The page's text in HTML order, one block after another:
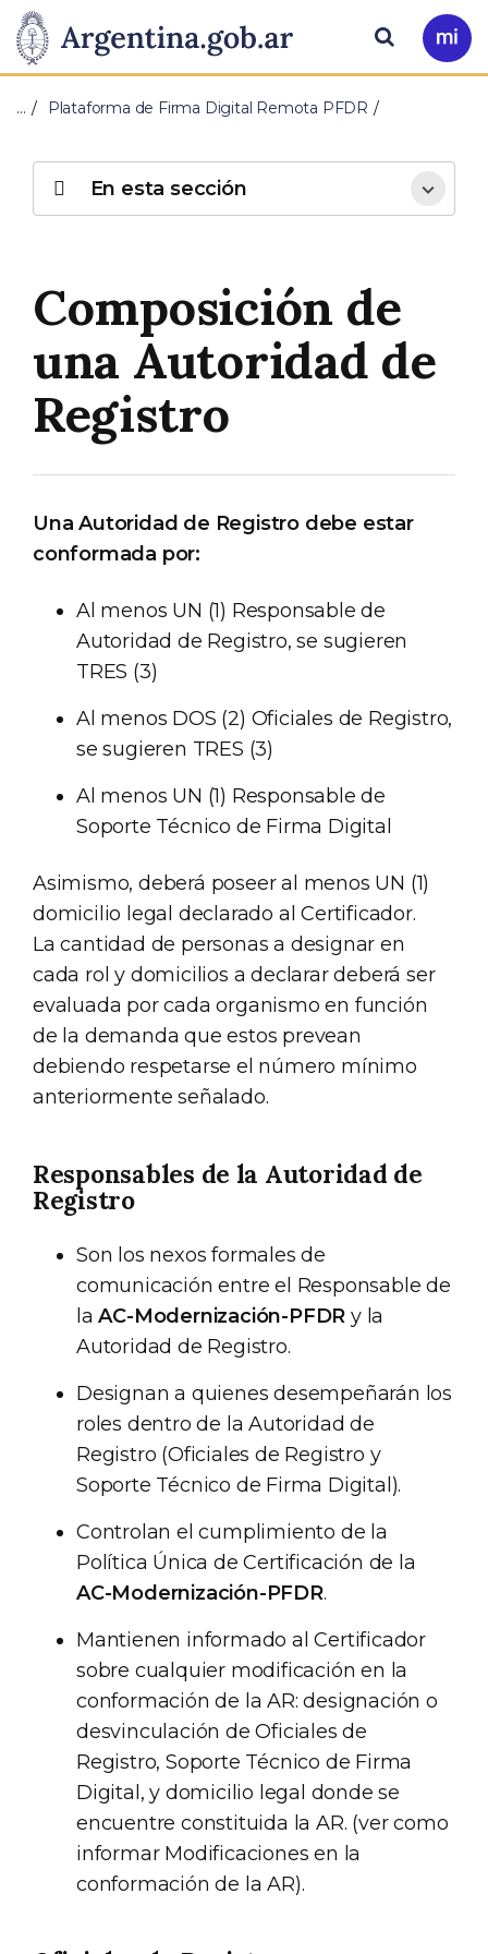
Presidencia
de
Nación
Pasar al contenido principal
Ir
a
Buscar
… Plataforma de Firma Digital Remota PFDR
Composición de
una Autoridad de
Registro
Una Autoridad de Registro debe estar
conformada por:
Al menos UN (1) Responsable de
Autoridad de Registro, se sugieren
TRES (3)
Al menos DOS (2) Oficiales de Registro,
se sugieren TRES (3)
Al menos UN (1) Responsable de
Soporte Técnico de Firma Digital
Asimismo, deberá poseer al menos UN (1)
domicilio legal declarado al Certificador.
La cantidad de personas a designar en
cada rol y domicilios a declarar deberá ser
evaluada por cada organismo en función
de la demanda que estos prevean
debiendo respetarse el número mínimo
anteriormente señalado.
Responsables de la Autoridad de
Registro
Son los nexos formales de
comunicación entre el Responsable de
laAC-Modernización-PFDR y la
Autoridad de Registro.
Designan a quienes desempeñarán los
roles dentro de la Autoridad de
Registro (Oficiales de Registro y
Soporte Técnico de Firma Digital).
Controlan el cumplimiento de la
Política Única de Certificación de la
AC-Modernización-PFDR.
Mantienen informado al Certificador
sobre cualquier modificación en la
conformación de la AR: designación o
desvinculación de Oficiales de
Registro, Soporte Técnico de Firma
Digital, y domicilio legal donde se
encuentre constituida la AR. (ver como
informar Modificaciones en la
conformación de la AR).
En esta sección